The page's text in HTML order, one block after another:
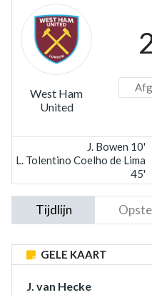
West Ham
United
J. Bowen 10'
L. Tolentino Coelho de Lima
45'
Tijdlijn
GELE KAART
J. van Hecke